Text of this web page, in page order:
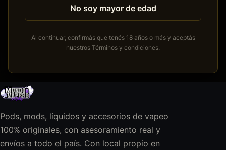
No soy mayor de edad
Al continuar, confirmás que tenés 18 años o más y aceptás
nuestros Términos y condiciones.
Pods, mods, líquidos y accesorios de vapeo
100% originales, con asesoramiento real y
envíos a todo el país. Con local propio en